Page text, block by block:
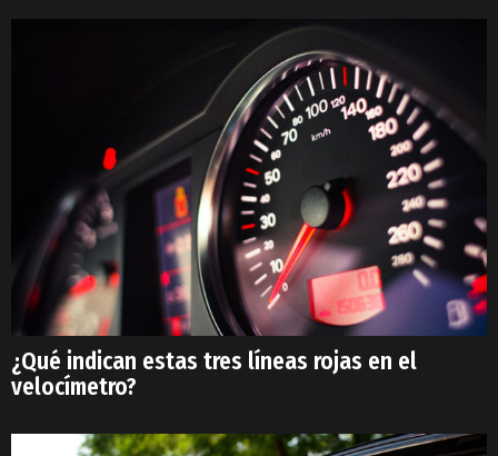
¿Qué indican estas tres líneas rojas en el
velocímetro?